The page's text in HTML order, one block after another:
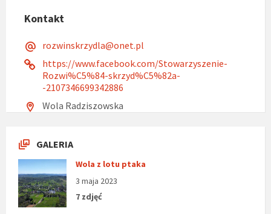
Kontakt
rozwinskrzydla@onet.pl
https://www.facebook.com/Stowarzyszenie-
Rozwi%C5%84-skrzyd%C5%82a-
-2107346699342886
Wola Radziszowska
GALERIA
Wola z lotu ptaka
3 maja 2023
7 zdjęć